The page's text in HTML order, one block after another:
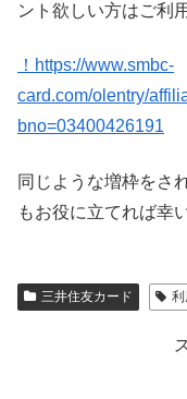
ント欲しい方はご利
！https://www.smbc-
card.com/olentry/
bno=03400426191
同じような増枠をさ
もお役に立てれば幸
三井住友カード